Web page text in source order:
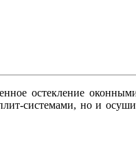
остекление
системами, но и